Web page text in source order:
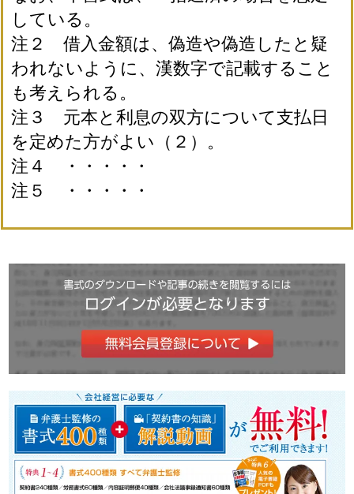
している。
注２ 借入金額は、偽造や偽造したと疑
われないように、漢数字で記載すること
も考えられる。
注３ 元本と利息の双方について支払日
を定めた方がよい（２）。
注４ ・・・・・
注５ ・・・・・